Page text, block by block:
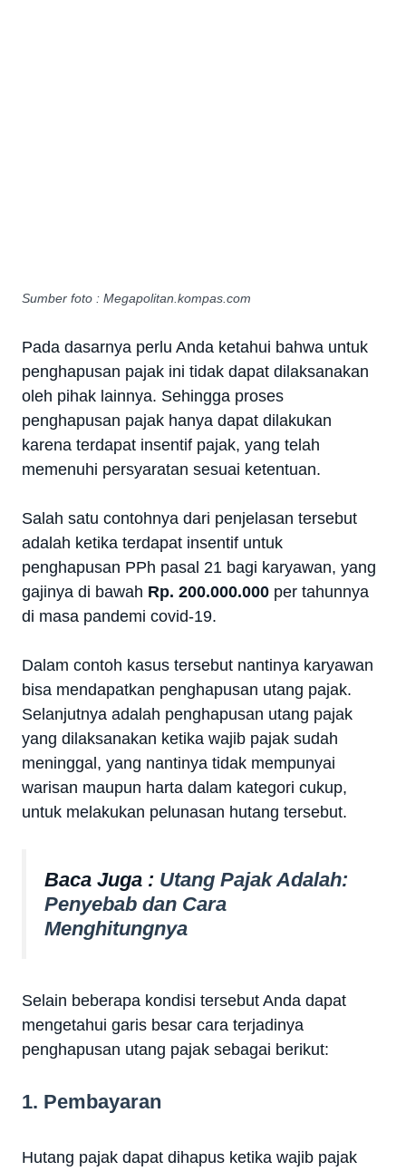
Sumber foto : Megapolitan.kompas.com
Pada dasarnya perlu Anda ketahui bahwa untuk
penghapusan pajak ini tidak dapat dilaksanakan
oleh pihak lainnya. Sehingga proses
penghapusan pajak hanya dapat dilakukan
karena terdapat insentif pajak, yang telah
memenuhi persyaratan sesuai ketentuan.
Salah satu contohnya dari penjelasan tersebut
adalah ketika terdapat insentif untuk
penghapusan PPh pasal 21 bagi karyawan, yang
gajinya di bawah Rp. 200.000.000 per tahunnya
di masa pandemi covid-19.
Dalam contoh kasus tersebut nantinya karyawan
bisa mendapatkan penghapusan utang pajak.
Selanjutnya adalah penghapusan utang pajak
yang dilaksanakan ketika wajib pajak sudah
meninggal, yang nantinya tidak mempunyai
warisan maupun harta dalam kategori cukup,
untuk melakukan pelunasan hutang tersebut.
Baca Juga : Utang Pajak Adalah:
Penyebab dan Cara
Menghitungnya
Selain beberapa kondisi tersebut Anda dapat
mengetahui garis besar cara terjadinya
penghapusan utang pajak sebagai berikut:
1. Pembayaran
Hutang pajak dapat dihapus ketika wajib pajak